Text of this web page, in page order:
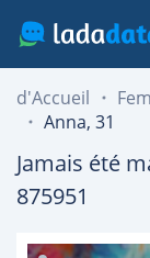
d'Accueil
Anna, 31
Jamais été
875951